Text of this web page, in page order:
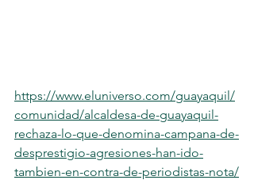
https://www.eluniverso.com/guayaquil/
comunidad/alcaldesa-de-guayaquil-
rechaza-lo-que-denomina-campana-de-
desprestigio-agresiones-han-ido-
tambien-en-contra-de-periodistas-nota/